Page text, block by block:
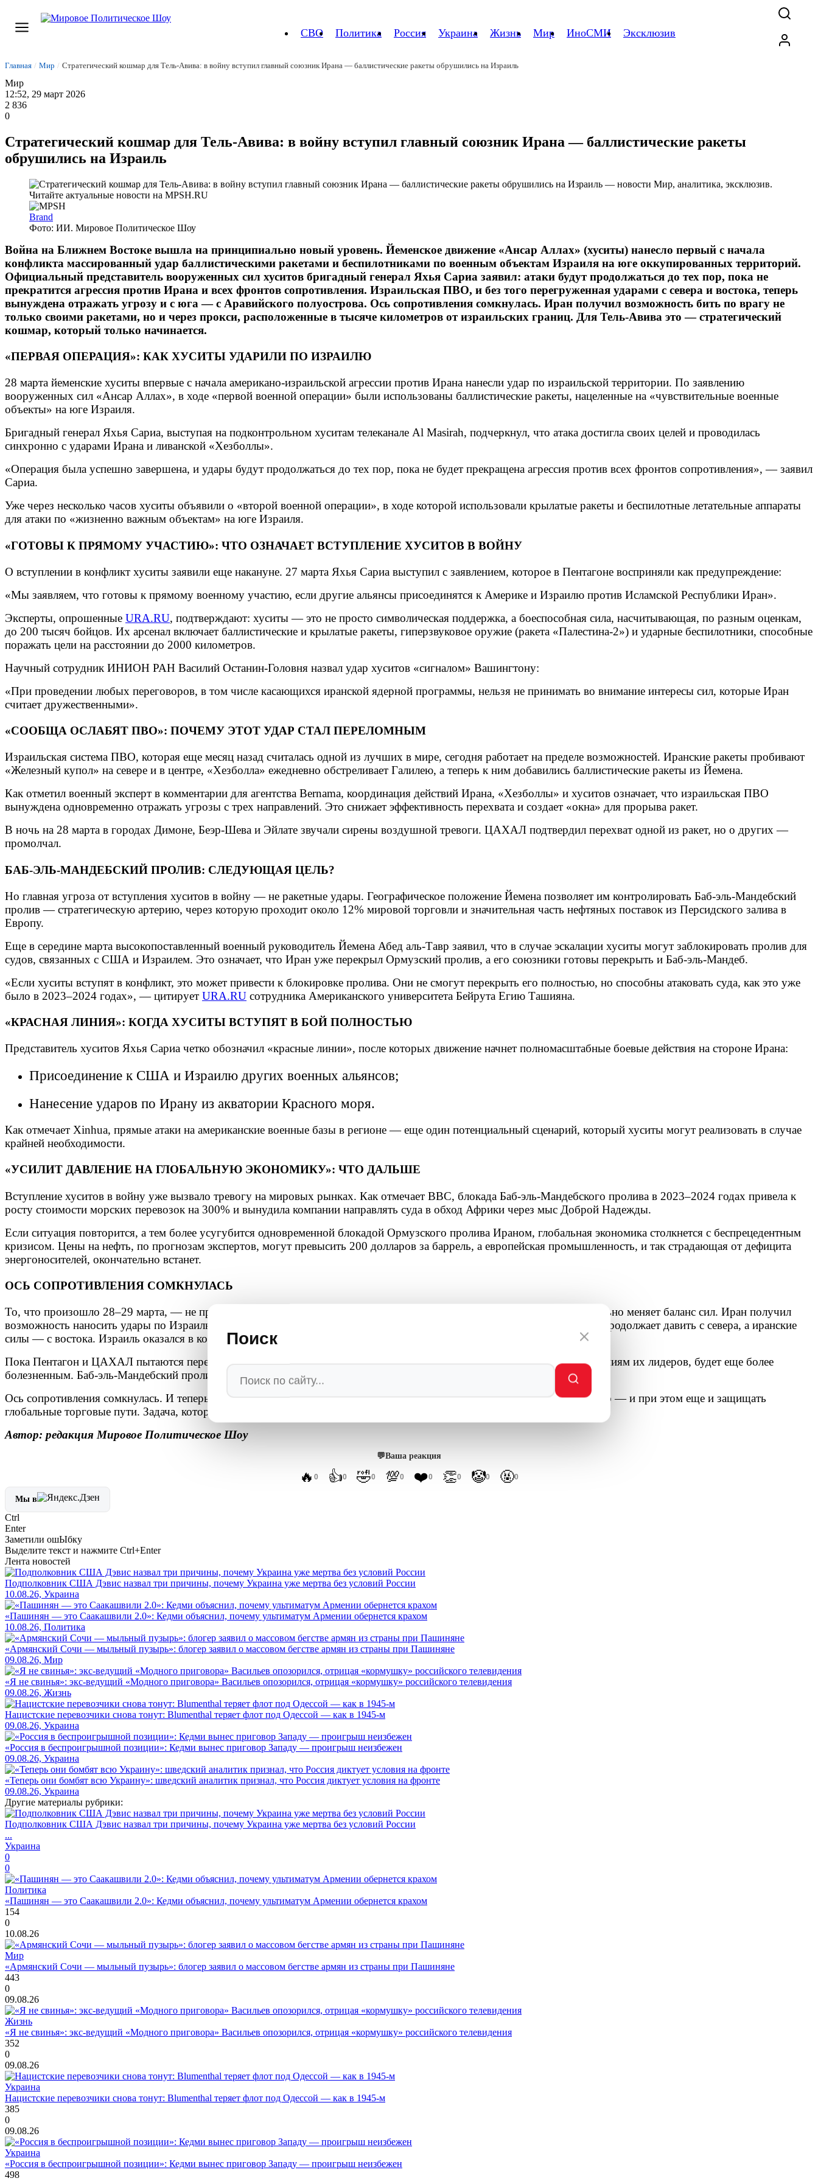
СВО Политика Россия Украина Жизнь Мир ИноСМИ Эксклюзив
Поиск
Главная / Мир / Стратегический кошмар для Тель-Авива: в войну вступил главный союзник Ирана — баллистические ракеты обрушились на Израиль
Мир
12:52, 29 март 2026
2 836
0
Стратегический кошмар для Тель-Авива: в войну вступил главный союзник Ирана — баллистические ракеты
обрушились на Израиль
Brand
Фото: ИИ. Мировое Политическое Шоу
Война на Ближнем Востоке вышла на принципиально новый уровень. Йеменское движение «Ансар Аллах» (хуситы) нанесло первый с начала
конфликта массированный удар баллистическими ракетами и беспилотниками по военным объектам Израиля на юге оккупированных территорий.
Официальный представитель вооруженных сил хуситов бригадный генерал Яхья Сариа заявил: атаки будут продолжаться до тех пор, пока не
прекратится агрессия против Ирана и всех фронтов сопротивления. Израильская ПВО, и без того перегруженная ударами с севера и востока, теперь
вынуждена отражать угрозу и с юга — с Аравийского полуострова. Ось сопротивления сомкнулась. Иран получил возможность бить по врагу не
только своими ракетами, но и через прокси, расположенные в тысяче километров от израильских границ. Для Тель-Авива это — стратегический
кошмар, который только начинается.
«ПЕРВАЯ ОПЕРАЦИЯ»: КАК ХУСИТЫ УДАРИЛИ ПО ИЗРАИЛЮ
28 марта йеменские хуситы впервые с начала американо-израильской агрессии против Ирана нанесли удар по израильской территории. По заявлению
вооруженных сил «Ансар Аллах», в ходе «первой военной операции» были использованы баллистические ракеты, нацеленные на «чувствительные военные
объекты» на юге Израиля.
Бригадный генерал Яхья Сариа, выступая на подконтрольном хуситам телеканале Al Masirah, подчеркнул, что атака достигла своих целей и проводилась
синхронно с ударами Ирана и ливанской «Хезболлы».
«Операция была успешно завершена, и удары будут продолжаться до тех пор, пока не будет прекращена агрессия против всех фронтов сопротивления», — заявил
Сариа.
Уже через несколько часов хуситы объявили о «второй военной операции», в ходе которой использовали крылатые ракеты и беспилотные летательные аппараты
для атаки по «жизненно важным объектам» на юге Израиля.
«ГОТОВЫ К ПРЯМОМУ УЧАСТИЮ»: ЧТО ОЗНАЧАЕТ ВСТУПЛЕНИЕ ХУСИТОВ В ВОЙНУ
О вступлении в конфликт хуситы заявили еще накануне. 27 марта Яхья Сариа выступил с заявлением, которое в Пентагоне восприняли как предупреждение:
«Мы заявляем, что готовы к прямому военному участию, если другие альянсы присоединятся к Америке и Израилю против Исламской Республики Иран».
Эксперты, опрошенные URA.RU, подтверждают: хуситы — это не просто символическая поддержка, а боеспособная сила, насчитывающая, по разным оценкам,
до 200 тысяч бойцов. Их арсенал включает баллистические и крылатые ракеты, гиперзвуковое оружие (ракета «Палестина-2») и ударные беспилотники, способные
поражать цели на расстоянии до 2000 километров.
Научный сотрудник ИНИОН РАН Василий Останин-Головня назвал удар хуситов «сигналом» Вашингтону:
«При проведении любых переговоров, в том числе касающихся иранской ядерной программы, нельзя не принимать во внимание интересы сил, которые Иран
считает дружественными».
«СООБЩА ОСЛАБЯТ ПВО»: ПОЧЕМУ ЭТОТ УДАР СТАЛ ПЕРЕЛОМНЫМ
Израильская система ПВО, которая еще месяц назад считалась одной из лучших в мире, сегодня работает на пределе возможностей. Иранские ракеты пробивают
«Железный купол» на севере и в центре, «Хезболла» ежедневно обстреливает Галилею, а теперь к ним добавились баллистические ракеты из Йемена.
Как отметил военный эксперт в комментарии для агентства Bernama, координация действий Ирана, «Хезболлы» и хуситов означает, что израильская ПВО
вынуждена одновременно отражать угрозы с трех направлений. Это снижает эффективность перехвата и создает «окна» для прорыва ракет.
В ночь на 28 марта в городах Димоне, Беэр-Шева и Эйлате звучали сирены воздушной тревоги. ЦАХАЛ подтвердил перехват одной из ракет, но о других —
промолчал.
БАБ-ЭЛЬ-МАНДЕБСКИЙ ПРОЛИВ: СЛЕДУЮЩАЯ ЦЕЛЬ?
Но главная угроза от вступления хуситов в войну — не ракетные удары. Географическое положение Йемена позволяет им контролировать Баб-эль-Мандебский
пролив — стратегическую артерию, через которую проходит около 12% мировой торговли и значительная часть нефтяных поставок из Персидского залива в
Европу.
Еще в середине марта высокопоставленный военный руководитель Йемена Абед аль-Тавр заявил, что в случае эскалации хуситы могут заблокировать пролив для
судов, связанных с США и Израилем. Это означает, что Иран уже перекрыл Ормузский пролив, а его союзники готовы перекрыть и Баб-эль-Мандеб.
«Если хуситы вступят в конфликт, это может привести к блокировке пролива. Они не смогут перекрыть его полностью, но способны атаковать суда, как это уже
было в 2023–2024 годах», — цитирует URA.RU сотрудника Американского университета Бейрута Егию Ташияна.
«КРАСНАЯ ЛИНИЯ»: КОГДА ХУСИТЫ ВСТУПЯТ В БОЙ ПОЛНОСТЬЮ
Представитель хуситов Яхья Сариа четко обозначил «красные линии», после которых движение начнет полномасштабные боевые действия на стороне Ирана:
Присоединение к США и Израилю других военных альянсов;
Нанесение ударов по Ирану из акватории Красного моря.
Как отмечает Xinhua, прямые атаки на американские военные базы в регионе — еще один потенциальный сценарий, который хуситы могут реализовать в случае
крайней необходимости.
«УСИЛИТ ДАВЛЕНИЕ НА ГЛОБАЛЬНУЮ ЭКОНОМИКУ»: ЧТО ДАЛЬШЕ
Вступление хуситов в войну уже вызвало тревогу на мировых рынках. Как отмечает BBC, блокада Баб-эль-Мандебского пролива в 2023–2024 годах привела к
росту стоимости морских перевозок на 300% и вынудила компании направлять суда в обход Африки через мыс Доброй Надежды.
Если ситуация повторится, а тем более усугубится одновременной блокадой Ормузского пролива Ираном, глобальная экономика столкнется с беспрецедентным
кризисом. Цены на нефть, по прогнозам экспертов, могут превысить 200 долларов за баррель, а европейская промышленность, и так страдающая от дефицита
энергоносителей, окончательно встанет.
ОСЬ СОПРОТИВЛЕНИЯ СОМКНУЛАСЬ
То, что произошло 28–29 марта, — не просто очередной эпизод войны. Это открытие нового фронта, который кардинально меняет баланс сил. Иран получил
возможность наносить удары по Израилю с юга, через йеменских прокси, не расходуя собственные ракеты. «Хезболла» продолжает давить с севера, а иранские
силы — с востока. Израиль оказался в кольце, из которого нет легкого выхода.
Пока Пентагон и ЦАХАЛ пытаются перехватить ракеты, хуситы уже готовят следующий шаг. И этот шаг, судя по заявлениям их лидеров, будет еще более
болезненным. Баб-эль-Мандебский пролив может стать следующей целью. А мировая экономика — следующей жертвой.
Ось сопротивления сомкнулась. И теперь Израиль и его союзники будут вынуждены воевать на три фронта одновременно — и при этом еще и защищать
глобальные торговые пути. Задача, которая выглядит невыполнимой.
Автор: редакция Мировое Политическое Шоу
💬Ваша реакция
🔥 0 👍0 🤣0 💯0 ❤️0 👏0 🤡0 🤬0
Мы в
Ctrl
Enter
Заметили ошЫбку
Выделите текст и нажмите Ctrl+Enter
Лента новостей
Подполковник США Дэвис назвал три причины, почему Украина уже мертва без условий России
10.08.26, Украина
«Пашинян — это Саакашвили 2.0»: Кедми объяснил, почему ультиматум Армении обернется крахом
10.08.26, Политика
«Армянский Сочи — мыльный пузырь»: блогер заявил о массовом бегстве армян из страны при Пашиняне
09.08.26, Мир
«Я не свинья»: экс-ведущий «Модного приговора» Васильев опозорился, отрицая «кормушку» российского телевидения
09.08.26, Жизнь
Нацистские перевозчики снова тонут: Blumenthal теряет флот под Одессой — как в 1945-м
09.08.26, Украина
«Россия в беспроигрышной позиции»: Кедми вынес приговор Западу — проигрыш неизбежен
09.08.26, Украина
«Теперь они бомбят всю Украину»: шведский аналитик признал, что Россия диктует условия на фронте
09.08.26, Украина
Другие материалы рубрики:
Подполковник США Дэвис назвал три причины, почему Украина уже мертва без условий России
...
Украина
0
0
Политика
«Пашинян — это Саакашвили 2.0»: Кедми объяснил, почему ультиматум Армении обернется крахом
154
0
10.08.26
Мир
«Армянский Сочи — мыльный пузырь»: блогер заявил о массовом бегстве армян из страны при Пашиняне
443
0
09.08.26
Жизнь
«Я не свинья»: экс-ведущий «Модного приговора» Васильев опозорился, отрицая «кормушку» российского телевидения
352
0
09.08.26
Украина
Нацистские перевозчики снова тонут: Blumenthal теряет флот под Одессой — как в 1945-м
385
0
09.08.26
Украина
«Россия в беспроигрышной позиции»: Кедми вынес приговор Западу — проигрыш неизбежен
498